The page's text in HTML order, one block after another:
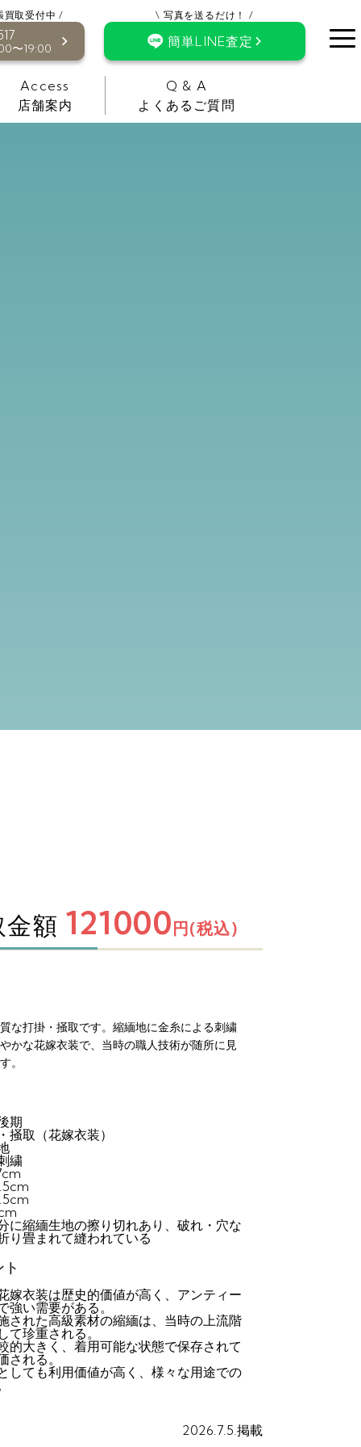
買取受付中 /
〜19:00
\ 写真を送るだけ！ /
簡単LINE査定
Access
店舗案内
Q & A
よくあるご質問
金額 121000円(税込)
な打掛・掻取です。縮緬地に金糸による刺繍
かな花嫁衣装で、当時の職人技術が随所に見
。
期
掻取（花嫁衣装）
繍
に縮緬生地の擦り切れあり、破れ・穴な
り畳まれて縫われている
嫁衣装は歴史的価値が高く、アンティー
強い需要がある。
された高級素材の縮緬は、当時の上流階
て珍重される。
的大きく、着用可能な状態で保存されて
される。
しても利用価値が高く、様々な用途での
2026.7.5.掲載